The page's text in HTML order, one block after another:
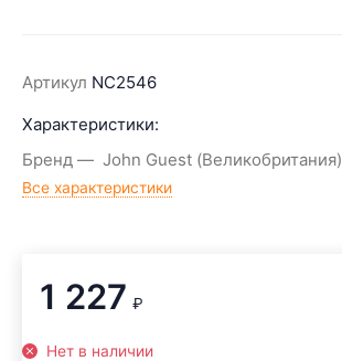
Артикул NC2546
Характеристики:
Бренд
John Guest (Великобритания)
Все характеристики
1 227 ₽
Нет в наличии